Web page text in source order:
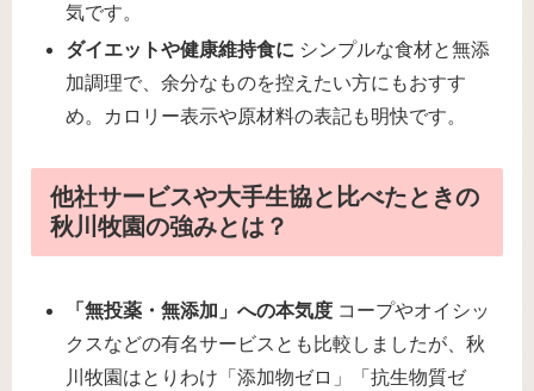
気です。
ダイエットや健康維持食に シンプルな食材と無添
加調理で、余分なものを控えたい方にもおすす
め。カロリー表示や原材料の表記も明快です。
他社サービスや大手生協と比べたときの
秋川牧園の強みとは？
「無投薬・無添加」への本気度 コープやオイシッ
クスなどの有名サービスとも比較しましたが、秋
川牧園はとりわけ「添加物ゼロ」「抗生物質ゼ